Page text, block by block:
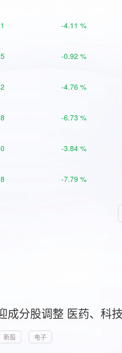
-4.11 %
-0.92 %
-4.76 %
-6.73 %
-3.84 %
-7.79 %
成分股调整 医药、科
新股 电子